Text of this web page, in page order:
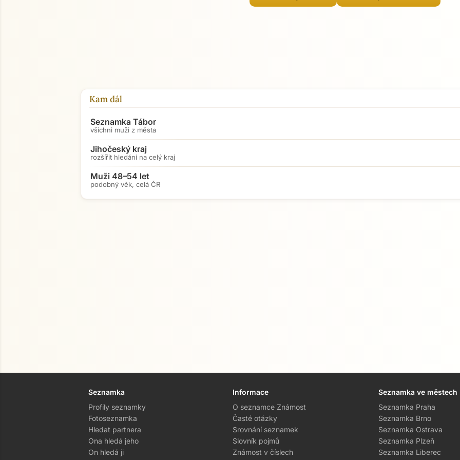
Kam dál
Seznamka Tábor
všichni muži z města
Jihočeský kraj
rozšířit hledání na celý kraj
Muži 48–54 let
podobný věk, celá ČR
Seznamka
Profily seznamky
Fotoseznamka
Hledat partnera
Ona hledá jeho
On hledá ji
Informace
O seznamce Známost
Časté otázky
Srovnání seznamek
Slovník pojmů
Známost v číslech
Seznamka ve městech
Seznamka Praha
Seznamka Brno
Seznamka Ostrava
Seznamka Plzeň
Seznamka Liberec